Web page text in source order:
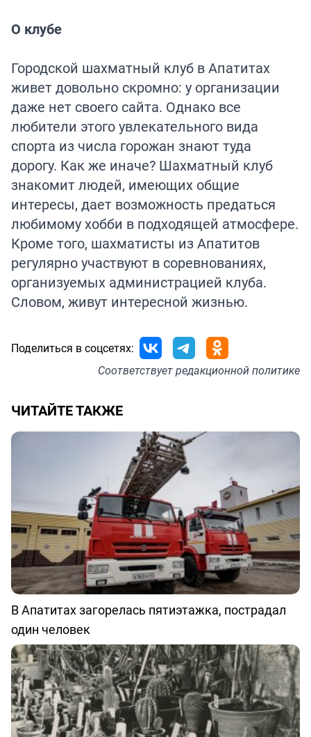
О клубе
Городской шахматный клуб в Апатитах
живет довольно скромно: у организации
даже нет своего сайта. Однако все
любители этого увлекательного вида
спорта из числа горожан знают туда
дорогу. Как же иначе? Шахматный клуб
знакомит людей, имеющих общие
интересы, дает возможность предаться
любимому хобби в подходящей атмосфере.
Кроме того, шахматисты из Апатитов
регулярно участвуют в соревнованиях,
организуемых администрацией клуба.
Словом, живут интересной жизнью.
Поделиться в соцсетях:
Соответствуетредакционной политике
ЧИТАЙТЕ ТАКЖЕ
В Апатитах загорелась пятиэтажка, пострадал
один человек